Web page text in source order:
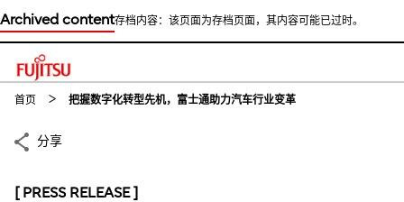
Archived content存档内容：该页面为存档页面，其内容可能已过时。
This is a skip link click here to skip to main contents
首页 把握数字化转型先机，富士通助力汽车行业变革
分享
[ PRESS RELEASE ]